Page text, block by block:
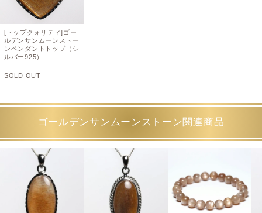
[トップクォリティ]ゴー
ルデンサンムーンストー
ンペンダントトップ（シ
ルバー925）
SOLD OUT
ゴールデンサンムーンストーン関連商品